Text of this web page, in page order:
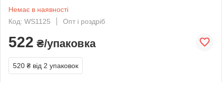
Немає в наявності
Код: WS1125
Опт і роздріб
522 ₴/упаковка
520 ₴ від 2 упаковок